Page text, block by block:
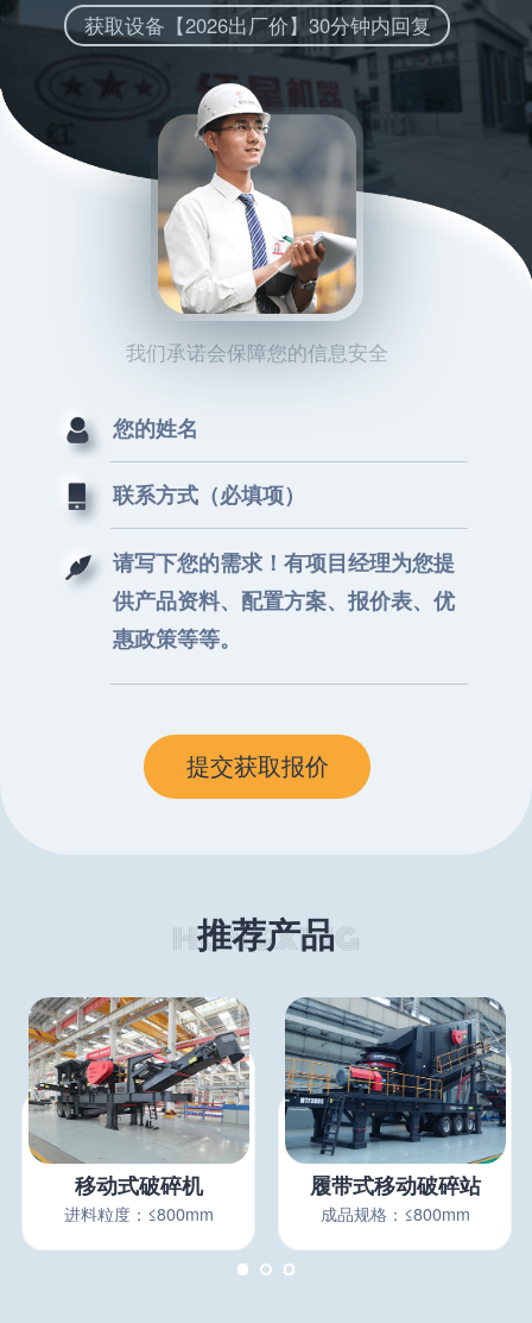
获取设备【2026出厂价】30分钟内回复
我们承诺会保障您的信息安全
推荐产品
移动式破碎机
进料粒度：≤800mm
履带式移动破碎站
成品规格：≤800mm